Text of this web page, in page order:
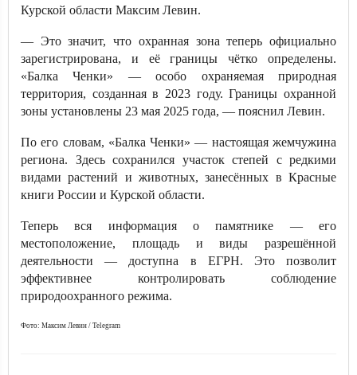
Курской области Максим Левин.
— Это значит, что охранная зона теперь официально
зарегистрирована, и её границы чётко определены.
«Балка Ченки» — особо охраняемая природная
территория, созданная в 2023 году. Границы охранной
зоны установлены 23 мая 2025 года, — пояснил Левин.
По его словам, «Балка Ченки» — настоящая жемчужина
региона. Здесь сохранился участок степей с редкими
видами растений и животных, занесённых в Красные
книги России и Курской области.
Теперь вся информация о памятнике — его
местоположение, площадь и виды разрешённой
деятельности — доступна в ЕГРН. Это позволит
эффективнее контролировать соблюдение
природоохранного режима.
Фото: Максим Левин / Telegram